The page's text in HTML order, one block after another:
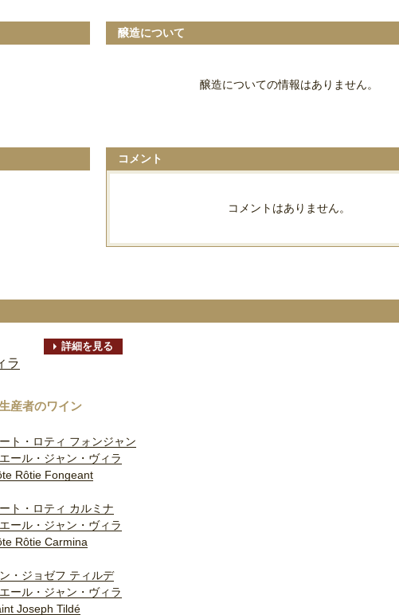
醸造について
醸造についての情報はありません。
コメント
コメントはありません。
ラ
詳細を見る
産者のワイン
ト・ロティ フォンジャン
ール・ジャン・ヴィラ
Rôtie Fongeant
ト・ロティ カルミナ
ール・ジャン・ヴィラ
Rôtie Carmina
・ジョゼフ ティルデ
ール・ジャン・ヴィラ
Joseph Tildé